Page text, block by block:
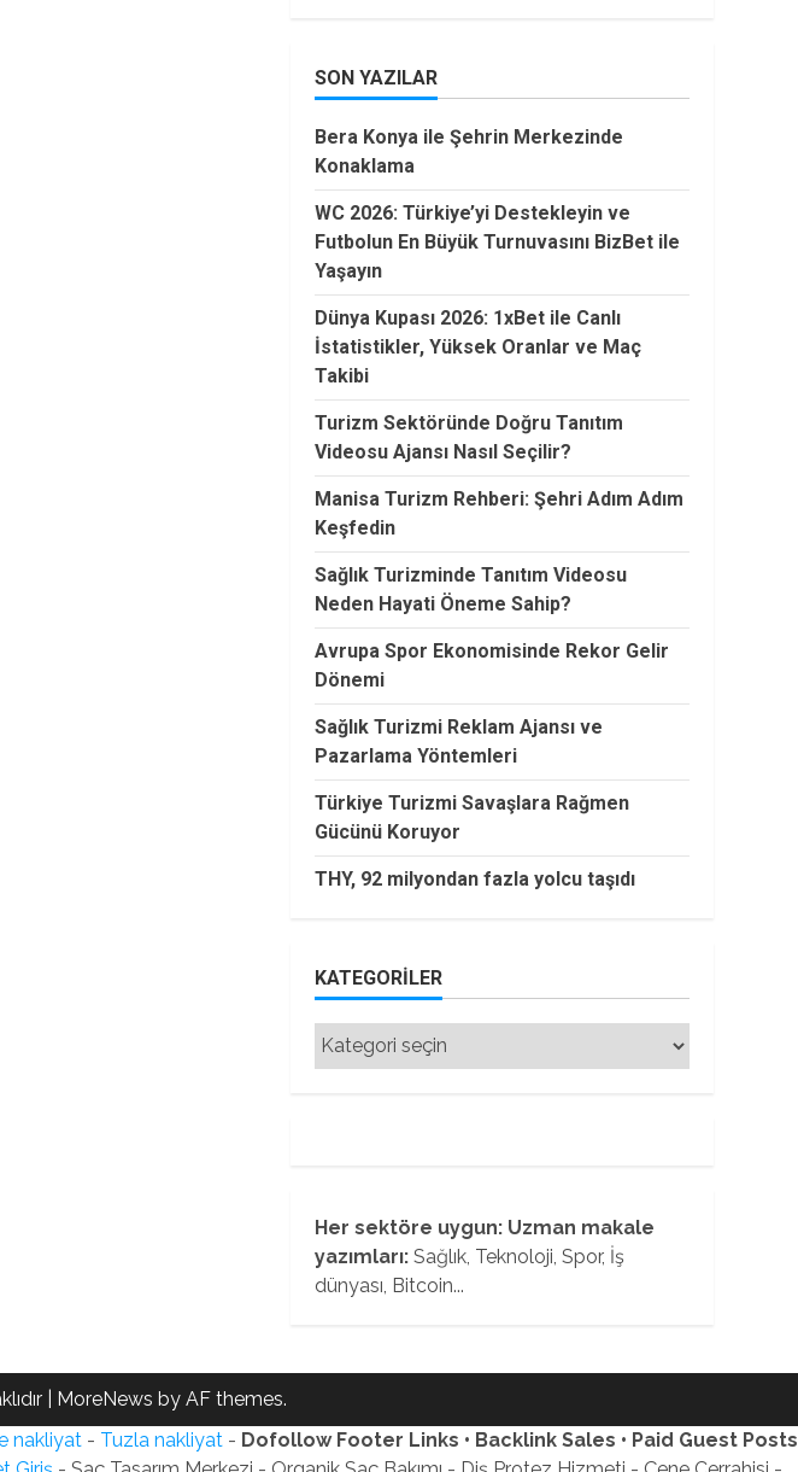
SON YAZILAR
Bera Konya ile Şehrin Merkezinde
Konaklama
WC 2026: Türkiye’yi Destekleyin ve
Futbolun En Büyük Turnuvasını BizBet ile
Yaşayın
Dünya Kupası 2026: 1xBet ile Canlı
İstatistikler, Yüksek Oranlar ve Maç
Takibi
Turizm Sektöründe Doğru Tanıtım
Videosu Ajansı Nasıl Seçilir?
Manisa Turizm Rehberi: Şehri Adım Adım
Keşfedin
Sağlık Turizminde Tanıtım Videosu
Neden Hayati Öneme Sahip?
Avrupa Spor Ekonomisinde Rekor Gelir
Dönemi
Sağlık Turizmi Reklam Ajansı ve
Pazarlama Yöntemleri
Türkiye Turizmi Savaşlara Rağmen
Gücünü Koruyor
THY, 92 milyondan fazla yolcu taşıdı
KATEGORILER
Kategoriler
Her sektöre uygun: Uzman makale
yazımları:Sağlık, Teknoloji, Spor, İş
dünyası, Bitcoin...
MoreNews by AF themes.
nakliyat - Tuzla nakliyat - Dofollow Footer Links • Backlink Sales • Paid Guest Posts